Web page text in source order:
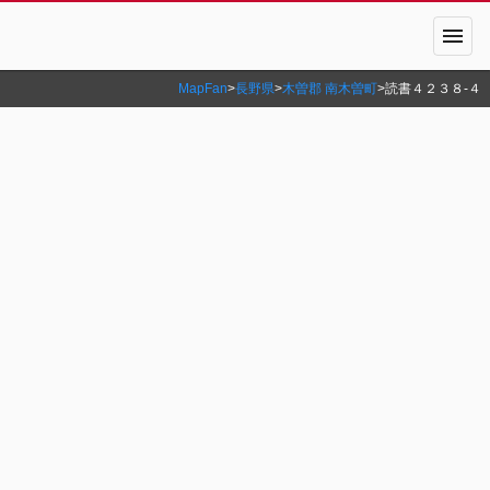
menu
MapFan>長野県>木曽郡 南木曽町>読書４２３８‐４